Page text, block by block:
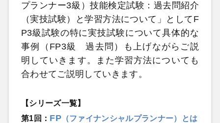
プランナー3級）技能検定試験：過去問紹介
（実技試験）と学習方法について」としてF
P3級試験の特に実技試験について具体的な
事例（FP3級 過去問）も上げながらご説
明していきます。また学習方法についても
合わせてご説明していきます。
【シリーズ一覧】
第1 回 ： FP（ファイナンシャルプランナー）とは